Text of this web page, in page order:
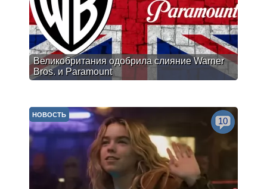
Великобритания одобрила слияние Warner
Bros. и Paramount
НОВОСТЬ
10